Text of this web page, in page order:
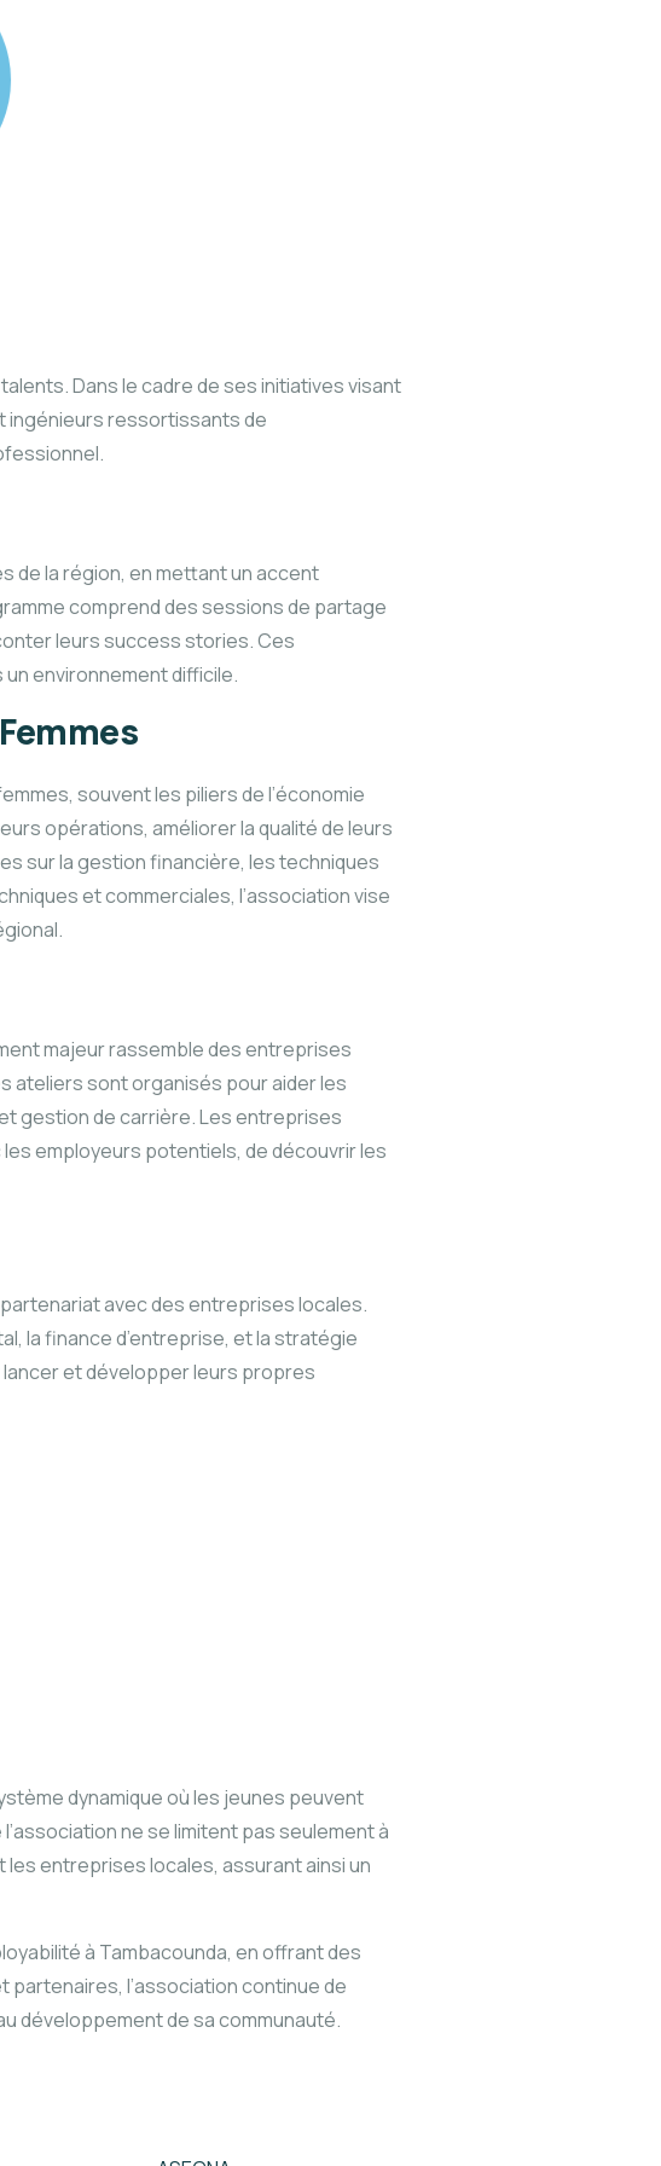
Dans le cadre de ses initiatives visant
ingénieurs ressortissants de
de la région, en mettant un accent
comprend des sessions de partage
leurs success stories. Ces
environnement difficile.
souvent les piliers de l’économie
opérations, améliorer la qualité de leurs
sur la gestion financière, les techniques
et commerciales, l’association vise
majeur rassemble des entreprises
ateliers sont organisés pour aider les
gestion de carrière. Les entreprises
employeurs potentiels, de découvrir les
avec des entreprises locales.
la finance d’entreprise, et la stratégie
et développer leurs propres
dynamique où les jeunes peuvent
ne se limitent pas seulement à
entreprises locales, assurant ainsi un
à Tambacounda, en offrant des
l’association continue de
développement de sa communauté.